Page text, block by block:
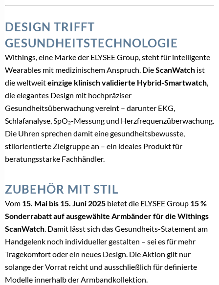
DESIGN TRIFFT
GESUNDHEITSTECHNOLOGIE
Withings, eine Marke der ELYSEE Group, steht für intelligente
Wearables mit medizinischem Anspruch. DieScanWatch ist
die weltweiteinzige klinisch validierte Hybrid-Smartwatch,
die elegantes Design mit hochpräziser
Gesundheitsüberwachung vereint – darunter EKG,
Schlafanalyse, SpO₂-Messung und Herzfrequenzüberwachung.
Die Uhren sprechen damit eine gesundheitsbewusste,
stilorientierte Zielgruppe an – ein ideales Produkt für
beratungsstarke Fachhändler.
ZUBEHÖR MIT STIL
Vom 15. Mai bis 15. Juni 2025 bietet die ELYSEE Group 15 %
Sonderrabatt auf ausgewählte Armbänder für die Withings
ScanWatch. Damit lässt sich das Gesundheits-Statement am
Handgelenk noch individueller gestalten – sei es für mehr
Tragekomfort oder ein neues Design. Die Aktion gilt nur
solange der Vorrat reicht und ausschließlich für definierte
Modelle innerhalb der Armbandkollektion.